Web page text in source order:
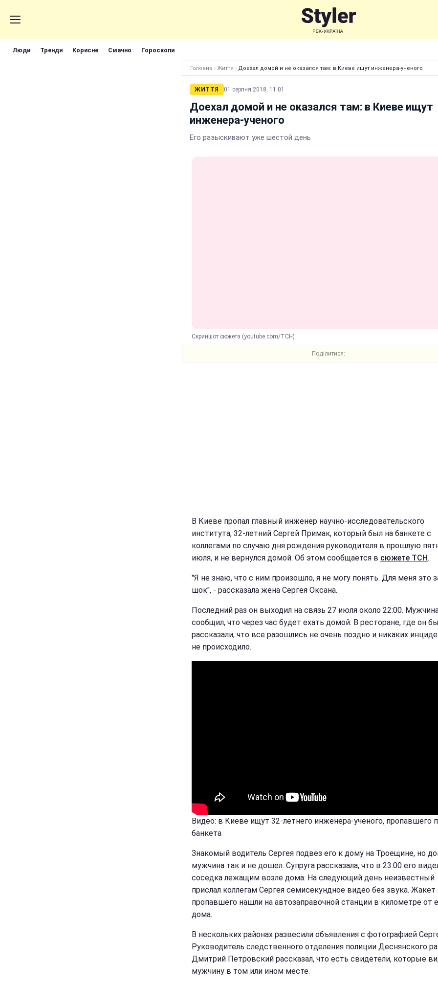
Люди Тренди Корисне Смачно Гороскопи
Головна › Життя › Доехал домой и не оказался там: в Киеве ищут инженера-ученого
ЖИТТЯ 01 серпня 2018, 11:01
Доехал домой и не оказался там: в Киеве ищут
инженера-ученого
Его разыскивают уже шестой день
Скриншот сюжета (youtube.com/ТСН)
Поділитися:
В Киеве пропал главный инженер научно-исследовательского
института, 32-летний Сергей Примак, который был на банкете с
коллегами по случаю дня рождения руководителя в прошлую
июля, и не вернулся домой. Об этом сообщается в сюжете ТСН.
"Я не знаю, что с ним произошло, я не могу понять. Для меня это
шок", - рассказала жена Сергея Оксана.
Последний раз он выходил на связь 27 июля около 22:00.
сообщил, что через час будет ехать домой. В ресторане, где он
рассказали, что все разошлись не очень поздно и никаких
не происходило.
Видео: в Киеве ищут 32-летнего инженера-ученого, пропавшего
банкета
Знакомый водитель Сергея подвез его к дому на Троещине, но
мужчина так и не дошел. Супруга рассказала, что в 23:00 его
соседка лежащим возле дома. На следующий день неизвестный
прислал коллегам Сергея семисекундное видео без звука. Жакет
пропавшего нашли на автозаправочной станции в километре от
дома.
В нескольких районах развесили объявления с фотографией
Руководитель следственного отделения полиции Деснянского
Дмитрий Петровский рассказал, что есть свидетели, которые
мужчину в том или ином месте.